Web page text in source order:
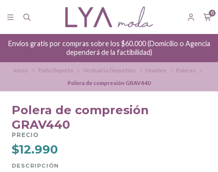
0
Envíos gratis por compras sobre los $60.000 (Domicilio o Agencia
dependerá de la factibilidad)
Inicio Todo Deporte Vestuario Deportivo Hombre
Poleras
Polera de compresión GRAV440
Polera de compresión
GRAV440
PRECIO
$12.990
DESCRIPCIÓN